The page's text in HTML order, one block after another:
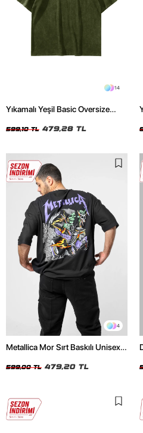
14
Yıkamalı Yeşil Basic Oversize
599,10 TL 479,28 TL
4
Metallica Mor Sırt Baskılı Unisex
599,00 TL 479,20 TL